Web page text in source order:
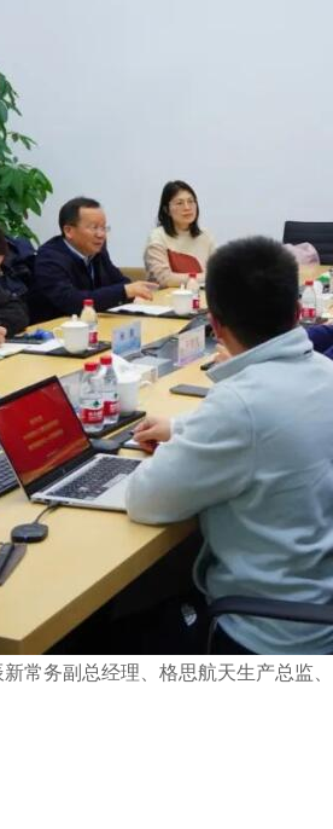
常务副总经理、格思航天生产总监